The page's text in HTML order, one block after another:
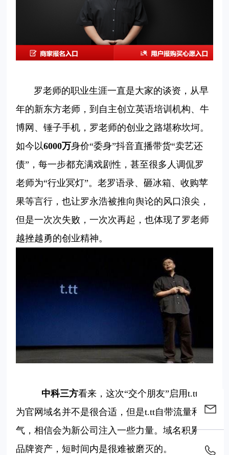
罗老师的职业生涯一直是大家的谈资，从早
年的新东方老师，到 自主创立英语培训机构、牛
博网 、锤子手机 ， 罗老师的创业之路堪称坎坷。
如今以6000万身价“委身”抖音直播带货“卖艺还
债”，每一步都充满戏剧性，甚至很多人调侃罗
老师为“行业冥灯”。老罗语录、砸冰箱、收购苹
果等言行 ，也让罗永浩被推向舆论的风口浪尖 ，
但是一次次失败 ，一次次再起 ，也体现了罗老师
越挫越勇的创业精神。
中科三方看来 ，这次“交个朋友”启用t.tt作
为官网域名并不是很合适，但是t.tt自带流量和名
气，相信会为新公司注入一些力量。域名积累的
品牌资产 ，短时间内是很难被磨灭的。